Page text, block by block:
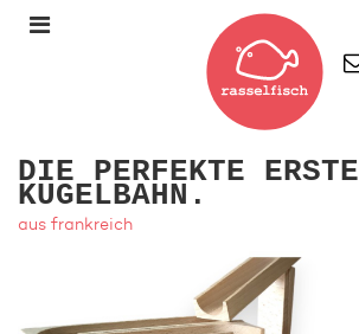
DIE PERFEKTE ERSTE
KUGELBAHN.
aus frankreich